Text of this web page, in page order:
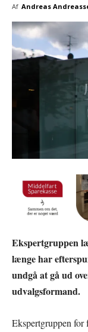
Af Andreas
Ekspertgruppen
længe har
undgå at gå ud
udvalgsformand.
Ekspertgruppen for